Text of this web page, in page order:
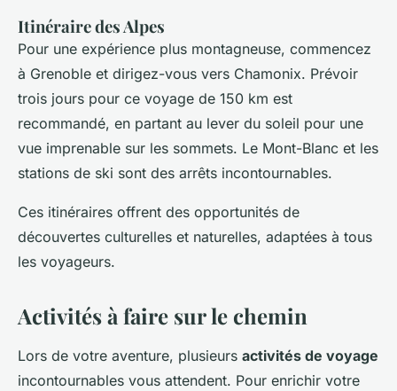
Itinéraire des Alpes
Pour une expérience plus montagneuse, commencez
à Grenoble et dirigez-vous vers Chamonix. Prévoir
trois jours pour ce voyage de 150 km est
recommandé, en partant au lever du soleil pour une
vue imprenable sur les sommets. Le Mont-Blanc et les
stations de ski sont des arrêts incontournables.
Ces itinéraires offrent des opportunités de
découvertes culturelles et naturelles, adaptées à tous
les voyageurs.
Activités à faire sur le chemin
Lors de votre aventure, plusieurs activités de voyage
incontournables vous attendent. Pour enrichir votre